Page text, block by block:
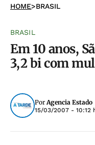
HOME>BRASIL
BRASIL
Em 10 anos,
3,2 bi com
PorAgencia Estado
15/03/2007 - 10:12